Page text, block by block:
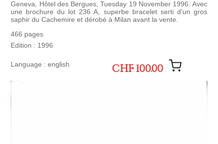
Geneva, Hôtel des Bergues, Tuesday 19 November 1996. Avec
une brochure du lot 236 A, superbe bracelet serti d'un gros
saphir du Cachemire et dérobé à Milan avant la vente.
466 pages
Edition : 1996
Language : english CHF 100.00